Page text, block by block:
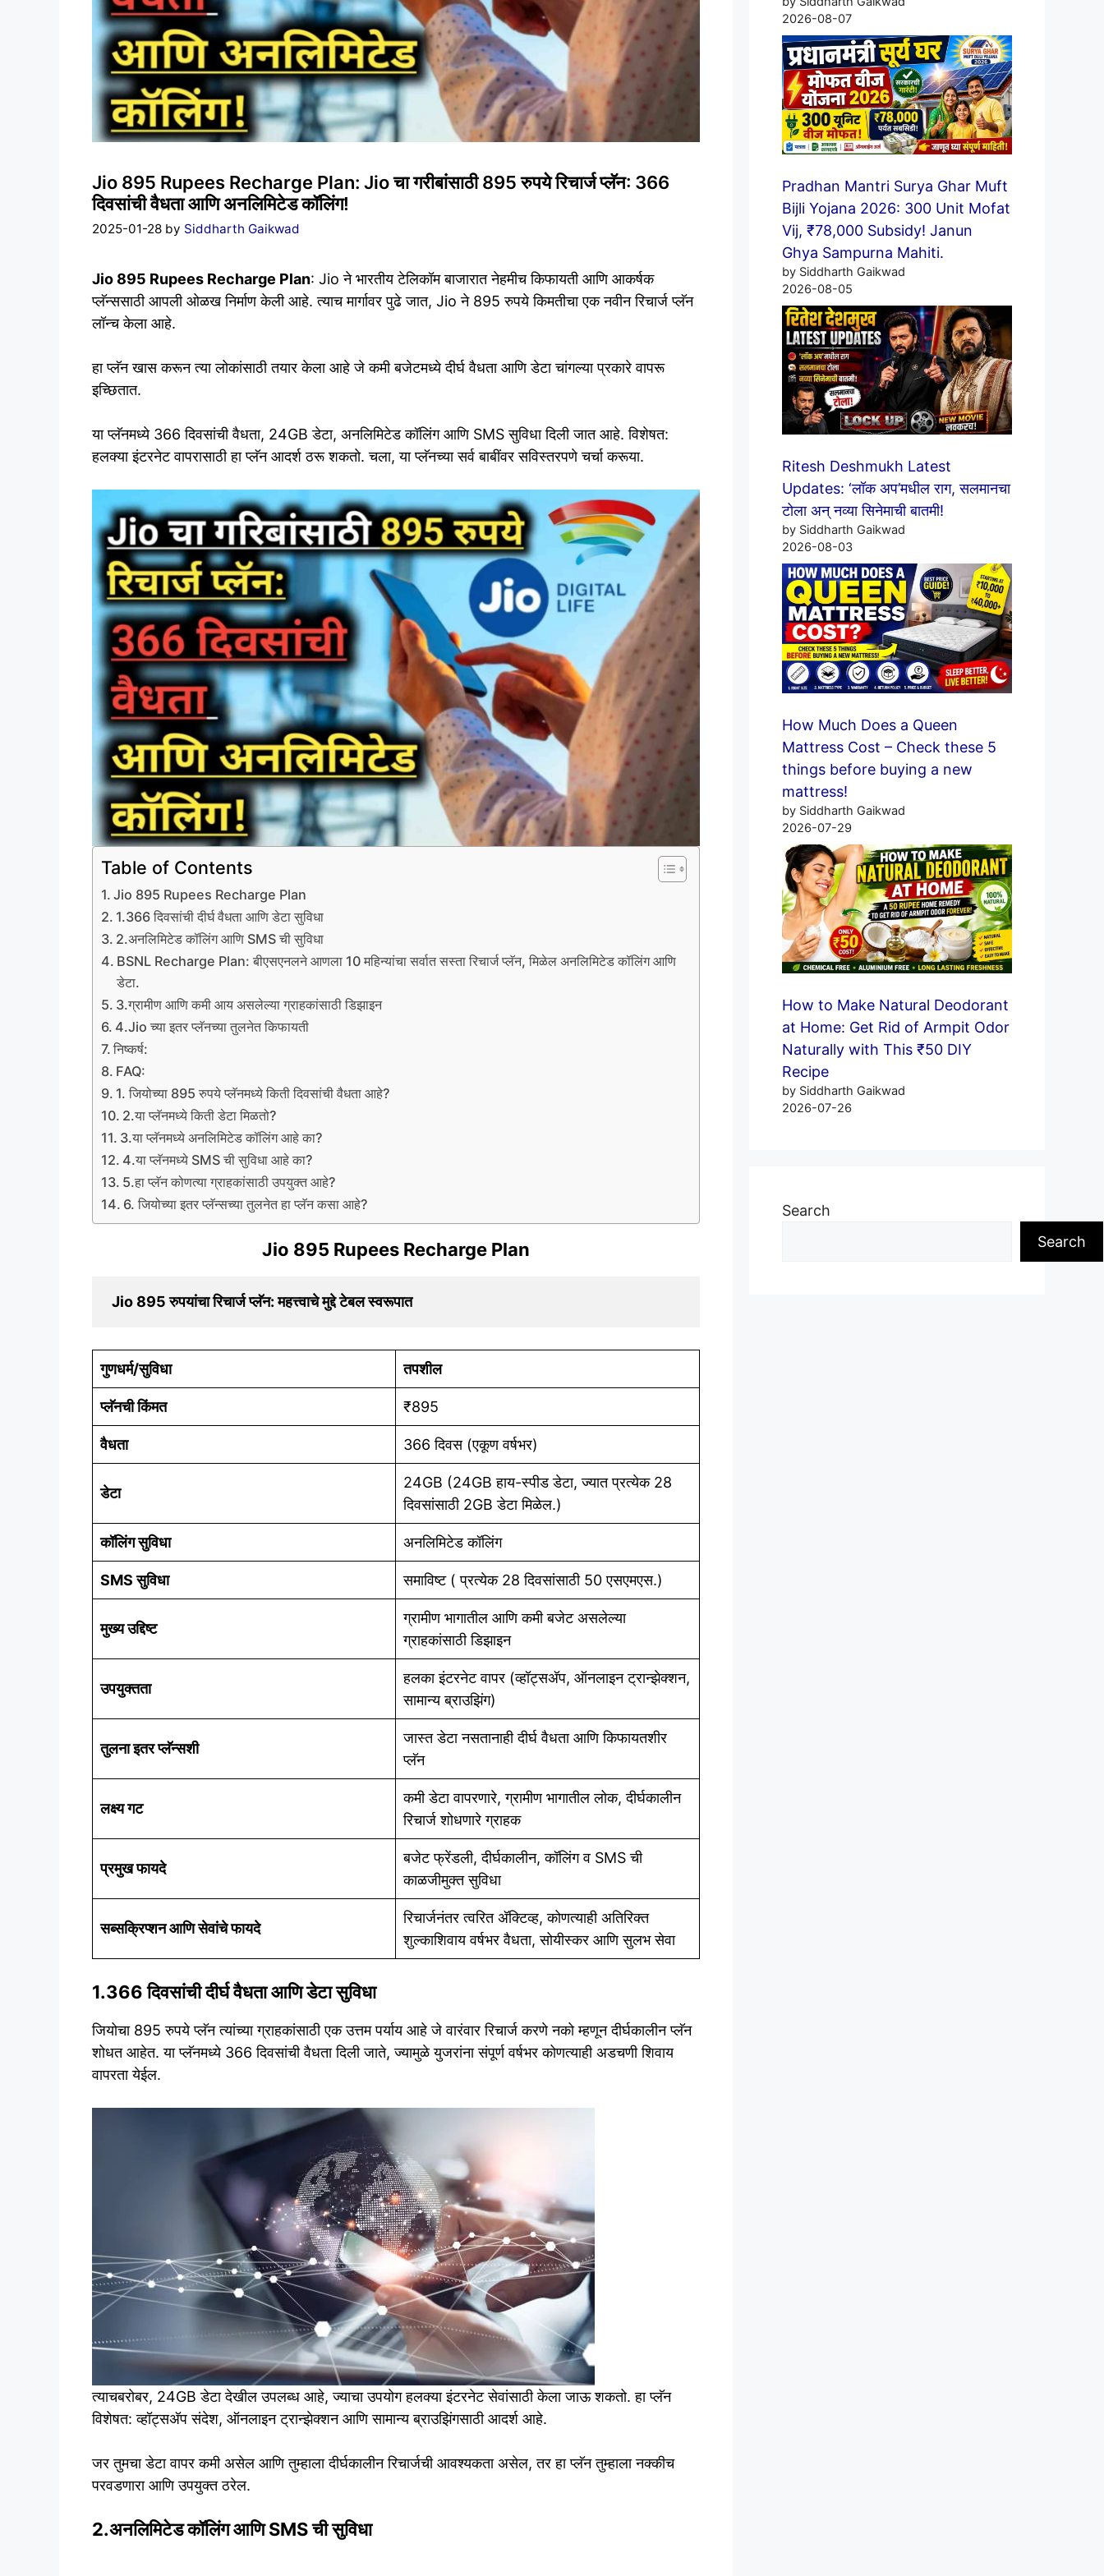
Jio 895 Rupees Recharge Plan: Jio चा गरीबांसाठी 895 रुपये रिचार्ज प्लॅन: 366
दिवसांची वैधता आणि अनलिमिटेड कॉलिंग!
2025-01-28 by Siddharth Gaikwad
Jio 895 Rupees Recharge Plan: Jio ने भारतीय टेलिकॉम बाजारात नेहमीच किफायती आणि आकर्षक
प्लॅन्ससाठी आपली ओळख निर्माण केली आहे. त्याच मार्गावर पुढे जात, Jio ने 895 रुपये किमतीचा एक नवीन रिचार्ज प्लॅन
लॉन्च केला आहे.
हा प्लॅन खास करून त्या लोकांसाठी तयार केला आहे जे कमी बजेटमध्ये दीर्घ वैधता आणि डेटा चांगल्या प्रकारे वापरू
इच्छितात.
या प्लॅनमध्ये 366 दिवसांची वैधता, 24GB डेटा, अनलिमिटेड कॉलिंग आणि SMS सुविधा दिली जात आहे. विशेषत:
हलक्या इंटरनेट वापरासाठी हा प्लॅन आदर्श ठरू शकतो. चला, या प्लॅनच्या सर्व बाबींवर सविस्तरपणे चर्चा करूया.
Table of Contents
Jio 895 Rupees Recharge Plan
1.366 दिवसांची दीर्घ वैधता आणि डेटा सुविधा
2.अनलिमिटेड कॉलिंग आणि SMS ची सुविधा
BSNL Recharge Plan: बीएसएनलने आणला 10 महिन्यांचा सर्वात सस्ता रिचार्ज प्लॅन, मिळेल अनलिमिटेड कॉलिंग आणि
डेटा.
3.ग्रामीण आणि कमी आय असलेल्या ग्राहकांसाठी डिझाइन
4.Jio च्या इतर प्लॅनच्या तुलनेत किफायती
निष्कर्ष:
FAQ:
1. जियोच्या 895 रुपये प्लॅनमध्ये किती दिवसांची वैधता आहे?
2.या प्लॅनमध्ये किती डेटा मिळतो?
3.या प्लॅनमध्ये अनलिमिटेड कॉलिंग आहे का?
4.या प्लॅनमध्ये SMS ची सुविधा आहे का?
5.हा प्लॅन कोणत्या ग्राहकांसाठी उपयुक्त आहे?
6. जियोच्या इतर प्लॅन्सच्या तुलनेत हा प्लॅन कसा आहे?
Jio 895 Rupees Recharge Plan
Jio 895 रुपयांचा रिचार्ज प्लॅन: महत्त्वाचे मुद्दे टेबल स्वरूपात
गुणधर्म/सुविधा तपशील
प्लॅनची किंमत ₹895
वैधता 366 दिवस (एकूण वर्षभर)
डेटा
24GB (24GB हाय-स्पीड डेटा, ज्यात प्रत्येक 28
दिवसांसाठी 2GB डेटा मिळेल.)
कॉलिंग सुविधा अनलिमिटेड कॉलिंग
SMS सुविधा समाविष्ट ( प्रत्येक 28 दिवसांसाठी 50 एसएमएस.)
मुख्य उद्दिष्ट
ग्रामीण भागातील आणि कमी बजेट असलेल्या
ग्राहकांसाठी डिझाइन
उपयुक्तता
हलका इंटरनेट वापर (व्हॉट्सअ‍ॅप, ऑनलाइन ट्रान्झेक्शन,
सामान्य ब्राउझिंग)
तुलना इतर प्लॅन्सशी
जास्त डेटा नसतानाही दीर्घ वैधता आणि किफायतशीर
प्लॅन
लक्ष्य गट
कमी डेटा वापरणारे, ग्रामीण भागातील लोक, दीर्घकालीन
रिचार्ज शोधणारे ग्राहक
प्रमुख फायदे
बजेट फ्रेंडली, दीर्घकालीन, कॉलिंग व SMS ची
काळजीमुक्त सुविधा
सब्सक्रिप्शन आणि सेवांचे फायदे
रिचार्जनंतर त्वरित अ‍ॅक्टिव्ह, कोणत्याही अतिरिक्त
शुल्काशिवाय वर्षभर वैधता, सोयीस्कर आणि सुलभ सेवा
1.366 दिवसांची दीर्घ वैधता आणि डेटा सुविधा
जियोचा 895 रुपये प्लॅन त्यांच्या ग्राहकांसाठी एक उत्तम पर्याय आहे जे वारंवार रिचार्ज करणे नको म्हणून दीर्घकालीन प्लॅन
शोधत आहेत. या प्लॅनमध्ये 366 दिवसांची वैधता दिली जाते, ज्यामुळे युजरांना संपूर्ण वर्षभर कोणत्याही अडचणी शिवाय
वापरता येईल.
त्याचबरोबर, 24GB डेटा देखील उपलब्ध आहे, ज्याचा उपयोग हलक्या इंटरनेट सेवांसाठी केला जाऊ शकतो. हा प्लॅन
विशेषत: व्हॉट्सअ‍ॅप संदेश, ऑनलाइन ट्रान्झेक्शन आणि सामान्य ब्राउझिंगसाठी आदर्श आहे.
जर तुमचा डेटा वापर कमी असेल आणि तुम्हाला दीर्घकालीन रिचार्जची आवश्यकता असेल, तर हा प्लॅन तुम्हाला नक्कीच
परवडणारा आणि उपयुक्त ठरेल.
2.अनलिमिटेड कॉलिंग आणि SMS ची सुविधा
2026-08-07
Pradhan Mantri Surya Ghar Muft
Bijli Yojana 2026: 300 Unit Mofat
Vij, ₹78,000 Subsidy! Janun
Ghya Sampurna Mahiti.
by Siddharth Gaikwad
2026-08-05
Ritesh Deshmukh Latest
Updates: ‘लॉक अप’मधील राग, सलमानचा
टोला अन् नव्या सिनेमाची बातमी!
by Siddharth Gaikwad
2026-08-03
How Much Does a Queen
Mattress Cost – Check these 5
things before buying a new
mattress!
by Siddharth Gaikwad
2026-07-29
How to Make Natural Deodorant
at Home: Get Rid of Armpit Odor
Naturally with This ₹50 DIY
Recipe
by Siddharth Gaikwad
2026-07-26
Search
Search